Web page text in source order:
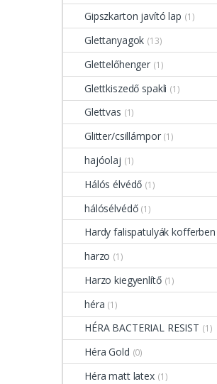
Gipszkarton javító lap (1)
Glettanyagok (13)
Glettelőhenger (1)
Glettkiszedő spakli (1)
Glettvas (1)
Glitter/csillámpor (1)
hajóolaj (1)
Hálós élvédő (1)
hálósélvédő (1)
Hardy falispatulyák kofferben
harzo (1)
Harzo kiegyenlítő (1)
héra (1)
HÉRA BACTERIAL RESIST (1)
Héra Gold (0)
Héra matt latex (1)